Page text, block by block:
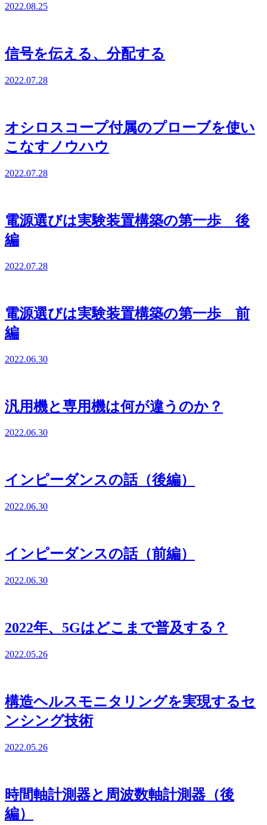
2022.08.25
信号を伝える、分配する
2022.07.28
オシロスコープ付属のプローブを使い
こなすノウハウ
2022.07.28
電源選びは実験装置構築の第一歩 後
編
2022.07.28
電源選びは実験装置構築の第一歩 前
編
2022.06.30
汎用機と専用機は何が違うのか？
2022.06.30
インピーダンスの話（後編）
2022.06.30
インピーダンスの話（前編）
2022.06.30
2022年、5Gはどこまで普及する？
2022.05.26
構造ヘルスモニタリングを実現するセ
ンシング技術
2022.05.26
時間軸計測器と周波数軸計測器（後
編）